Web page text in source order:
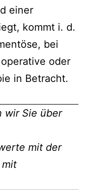
einer
kommt i. d.
bei
oder
in Betracht.
wir Sie über
mit der
mit